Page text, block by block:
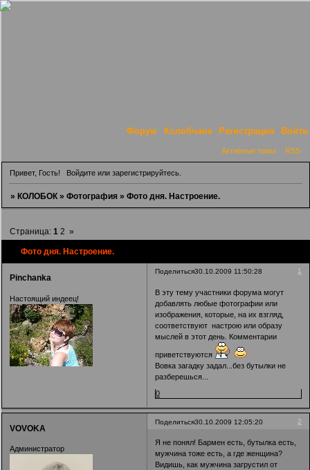
Форум Колобчане Регистрация Войти
Активные темы RSS
Привет, Гость! Войдитеили зарегистрируйтесь.
»КОЛОБОК »Фотография »Фото дня. Настроение.
Фото дня. Настроение.
Страница:1 2 »
Поделиться 1
30.10.2009 11:50:28
Pinchanka
Настоящий индеец!
В эту тему участники форума могут
добавлять любые фотографии или
изображения, которые, на их взгляд,
соответствуют настрою или образу
мыслей в этот день. Комментарии
приветствуются
Вовка загадку задал...без бутылки не
разберешься...
0
Поделиться 2
30.10.2009 12:05:20
VOVOKA
Администратор
Я не понял! Бармен есть, бутылка есть,
мужчина тоже есть, а где женщина?
Видишь, как мужчина загрустил от